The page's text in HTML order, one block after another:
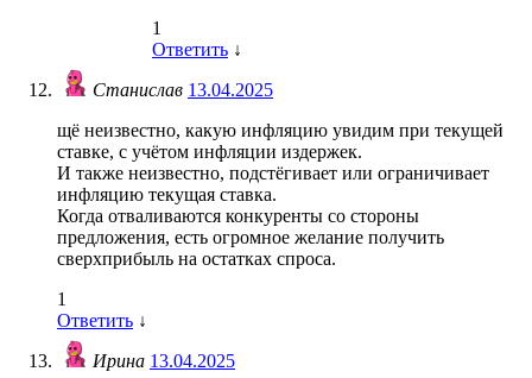
1
Ответить ↓
Станислав 13.04.2025
щё неизвестно, какую инфляцию увидим при текущей
ставке, с учётом инфляции издержек.
И также неизвестно, подстёгивает или ограничивает
инфляцию текущая ставка.
Когда отваливаются конкуренты со стороны
предложения, есть огромное желание получить
сверхприбыль на остатках спроса.
1
Ответить ↓
Ирина 13.04.2025